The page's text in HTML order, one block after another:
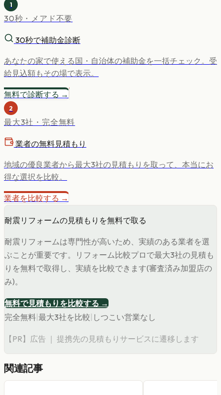
1
30秒・メアド不要
30秒で補助金診断
あなたの家で使える国・自治体の補助金を一括チェック。受
給見込額もその場で表示。
無料で診断する →
2
最大3社・完全無料
業者の無料見積もり
地域の優良業者から最大3社の見積もりを取って、本当にお
得な選択を比較。
業者を比較する →
耐震リフォームの見積もりを無料で取る
耐震リフォームは専門性が高いため、実績のある業者を選
ぶことが重要です。リフォーム比較プロで最大3社の見積も
りを無料で取得し、実績を比較できます(審査済み加盟店の
み)。
無料で見積もりを比較する →
完全無料 最大3社を比較 しつこい営業なし
【PR】広告 ｜ 提携先の見積もりサービスに遷移します
関連記事